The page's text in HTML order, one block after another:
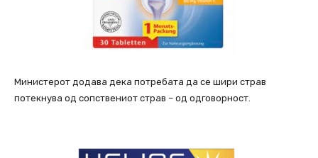
Министерот додава дека потребата да се шири страв
потекнува од сопствениот страв – од одговорност.